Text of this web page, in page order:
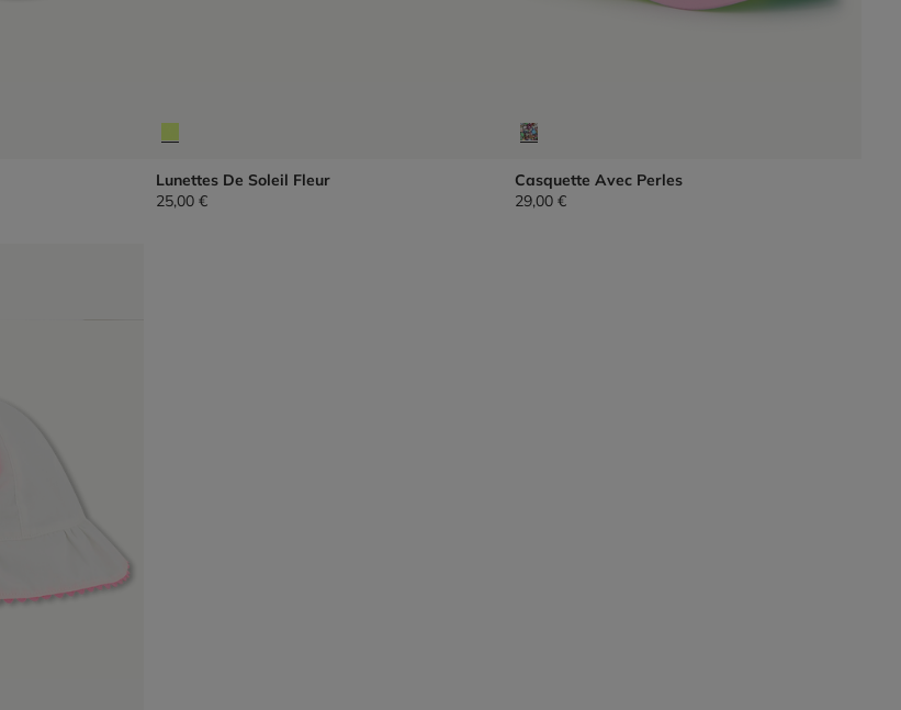
Lunettes De Soleil Fleur
25,00 €
Casquette Avec Perles
29,00 €